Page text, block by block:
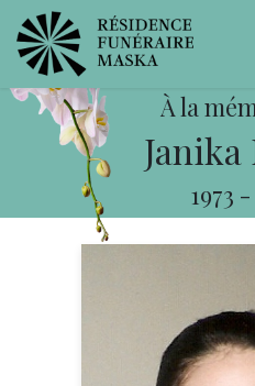
À la
Janika
1973 -